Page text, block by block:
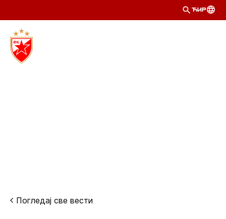
ЋИР
Погледај све вести